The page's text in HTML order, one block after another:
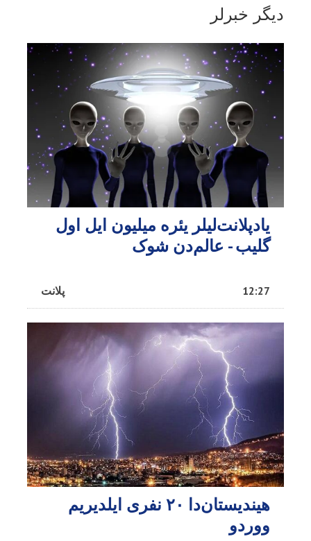
دیگر خبرلر
یادپلانت‌لیلر یئره میلیون ایل اول
گلیب - عالم‌دن شوک
پلانت 12:27
هیندیستان‌دا ۲۰ نفری ایلدیریم
ووردو